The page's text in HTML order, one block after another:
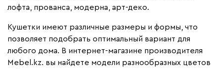
лофта, прованса, модерна, арт-деко.
Кушетки имеют различные размеры и формы, что
позволяет подобрать оптимальный вариант для
любого дома. В интернет-магазине производителя
Mebel.kz. вы найдете модели разнообразных цветов